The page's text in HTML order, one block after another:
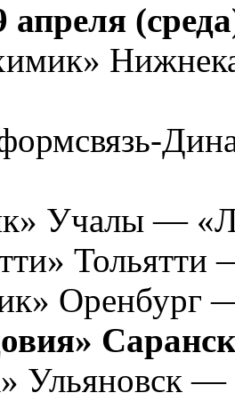
апреля
Учалы —
Тольятти
Оренбург
Ульяновск